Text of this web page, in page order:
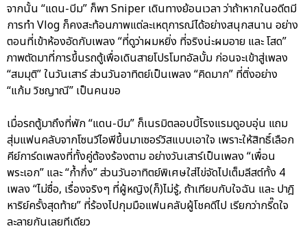
จากนั้น “แดน-บีม” ก็พา Sniper เดินทางย้อนเวลา ว่าถ้าหากในอดีตมี
การทำ Vlog ก็คงสะท้อนภาพแต่ละเหตุการณ์ได้อย่างสนุกสนาน อย่าง
ตอนที่เข้าห้องอัดกับเพลง “ที่ดูว่าผมหยิ่ง ที่จริงน่ะผมอาย และ โสด”
ภาพตัดมาที่การขึ้นรถตู้เพื่อเดินสายโปรโมทอัลบั้ม ก่อนจะเข้าสู่เพลง
“สมมุติ” ในวันเสาร์ ส่วนวันอาทิตย์เป็นเพลง “คิดมาก” ที่ติ่งอย่าง
“แก้ม วิชญาณี” เป็นคนขอ
เมื่อรถตู้มาถึงที่พัก “แดน-บีม” ก็เนรมิตลอบบี้โรงแรมดูอบอุ่น แถม
สุ่มแฟนคลับจากโซนวีไอพีขึ้นมาเซอร์วิสแบบเอาใจ เพราะให้สิทธิ์เลือก
คีย์การ์ดเพลงที่ทั้งคู่ต้องร้องตาม อย่างวันเสาร์เป็นเพลง “เพื่อน
พระเอก” และ “ก้ำกึ่ง” ส่วนวันอาทิตย์พิเศษใส่ไข่จัดไปเต็มลีสต์ทั้ง 4
เพลง “ไม่ซื่อ, เรื่องจริงๆ ที่ผู้หญิง(ก็)ไม่รู้, ถ้าเทียบกับใจฉัน และ ปาฎิ
หาริย์ครั้งสุดท้าย” ที่ร้องไปกุมมือแฟนคลับผู้โชคดีไป เรียกว่ากรี๊ดใจ
ละลายกันเลยทีเดียว